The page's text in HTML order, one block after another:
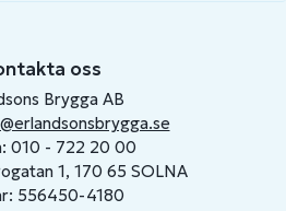
oss
Brygga AB
010 - 722 20 00
1, 170 65 SOLNA
556450-4180